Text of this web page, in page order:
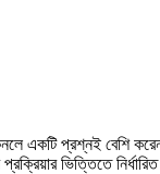
একটি প্রশ্নই বেশি
প্রক্রিয়ার ভিত্তিতে